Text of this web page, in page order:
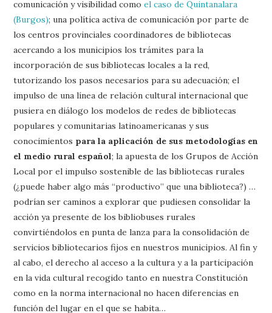
comunicación y visibilidad comoel caso de Quintanalara
(Burgos); una política activa de comunicación por parte de
los centros provinciales coordinadores de bibliotecas
acercando a los municipios los trámites para la
incorporación de sus bibliotecas locales a la red,
tutorizando los pasos necesarios para su adecuación; el
impulso de una línea de relación cultural internacional que
pusiera en diálogo los modelos de redes de bibliotecas
populares y comunitarias latinoamericanas y sus
conocimientos para la aplicación de sus metodologías en
el medio rural español; la apuesta de los Grupos de Acción
Local por el impulso sostenible de las bibliotecas rurales
(¿puede haber algo más “productivo” que una biblioteca?) …
podrían ser caminos a explorar que pudiesen consolidar la
acción ya presente de los bibliobuses rurales
convirtiéndolos en punta de lanza para la consolidación de
servicios bibliotecarios fijos en nuestros municipios. Al fin y
al cabo, el derecho al acceso a la cultura y a la participación
en la vida cultural recogido tanto en nuestra Constitución
como en la norma internacional no hacen diferencias en
función del lugar en el que se habita…